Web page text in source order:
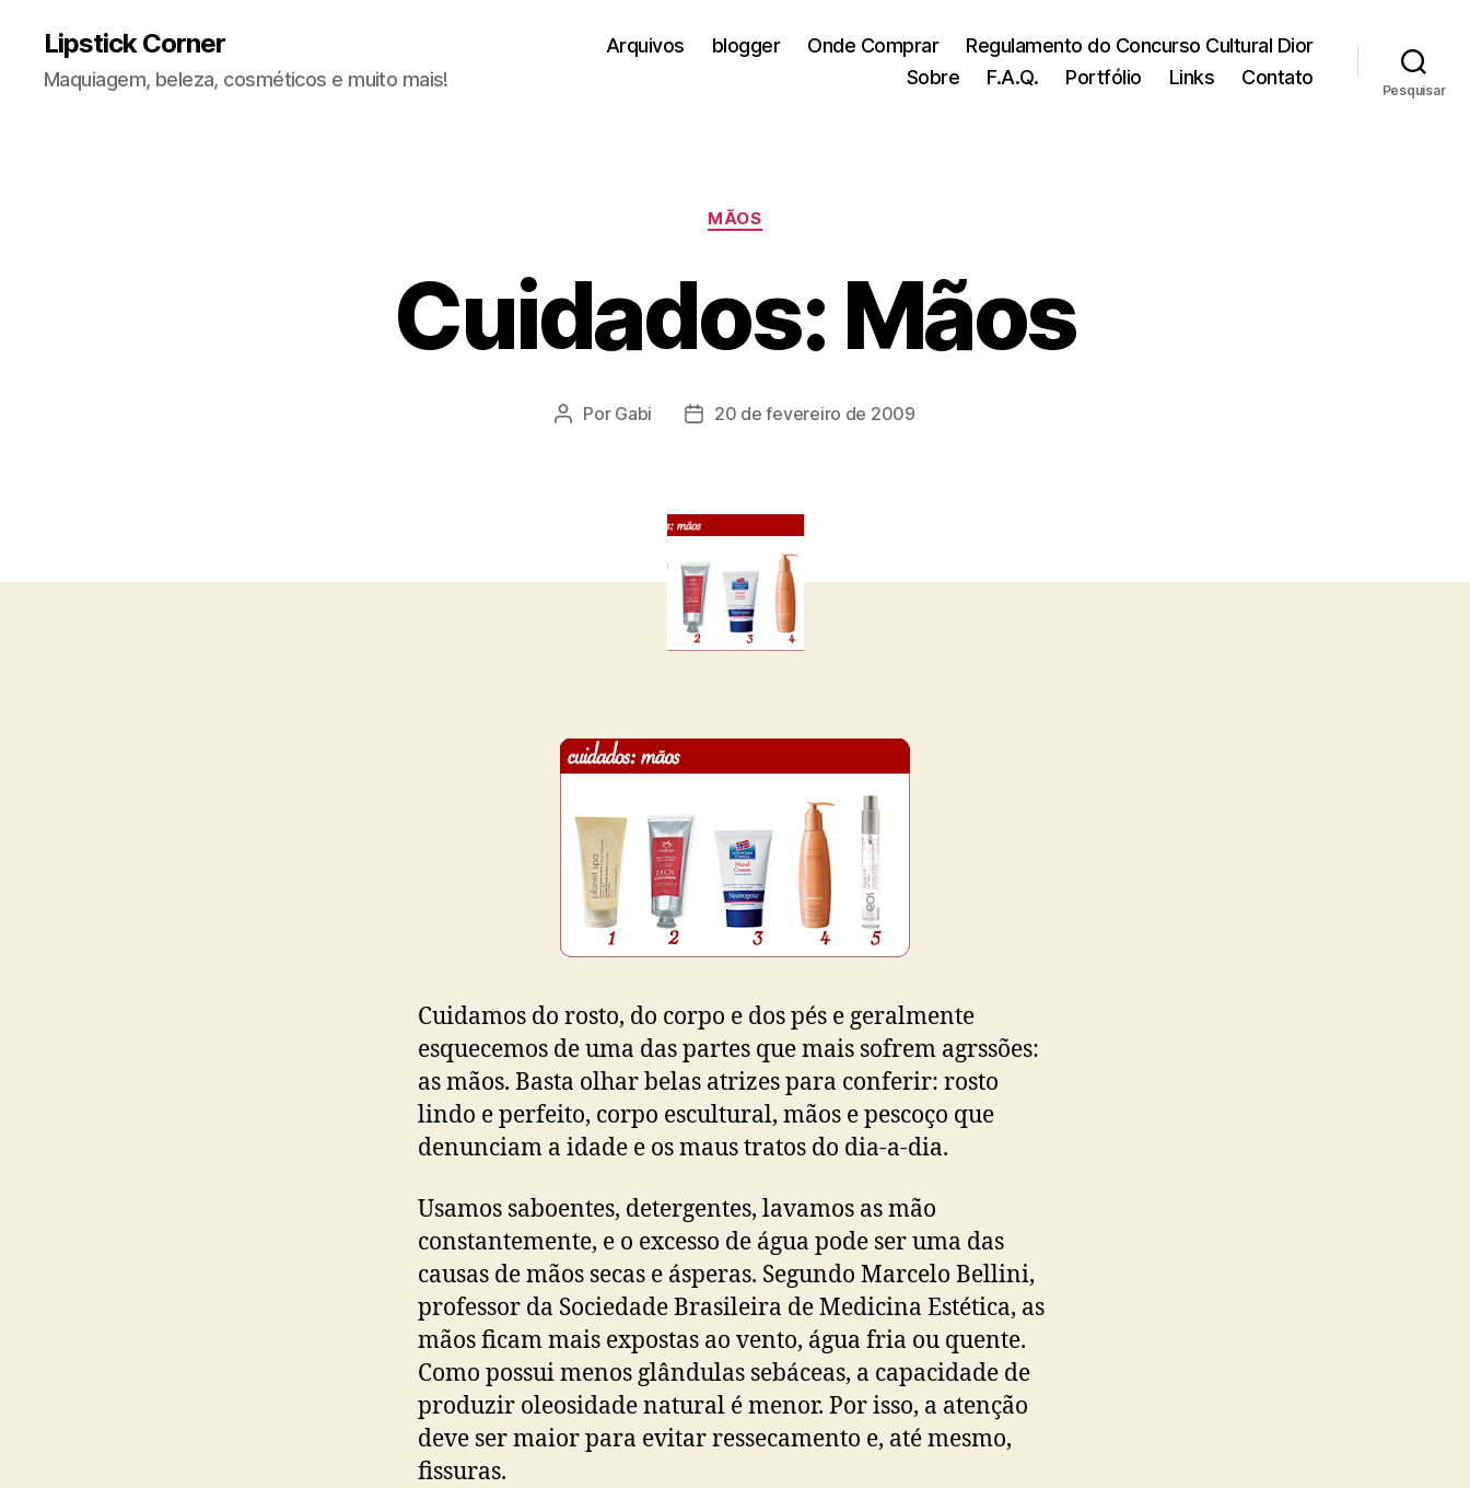
Lipstick Corner
Maquiagem, beleza, cosméticos e muito mais!
Arquivos blogger Onde Comprar
Regulamento do Concurso Cultural Dior
Sobre
F.A.Q. Portfólio Links Contato
Pesquisar
Categorias
MÃOS
Cuidados: Mãos
Autor
Por Gabi
Data20 de fevereiro de 2009
Cuidamos do rosto, do corpo e dos pés e geralmente
esquecemos de uma das partes que mais sofrem agrssões:
as mãos. Basta olhar belas atrizes para conferir: rosto
lindo e perfeito, corpo escultural, mãos e pescoço que
denunciam a idade e os maus tratos do dia-a-dia.
Usamos saboentes, detergentes, lavamos as mão
constantemente, e o excesso de água pode ser uma das
causas de mãos secas e ásperas. Segundo Marcelo Bellini,
professor da Sociedade Brasileira de Medicina Estética, as
mãos ficam mais expostas ao vento, água fria ou quente.
Como possui menos glândulas sebáceas, a capacidade de
produzir oleosidade natural é menor. Por isso, a atenção
deve ser maior para evitar ressecamento e, até mesmo,
fissuras.